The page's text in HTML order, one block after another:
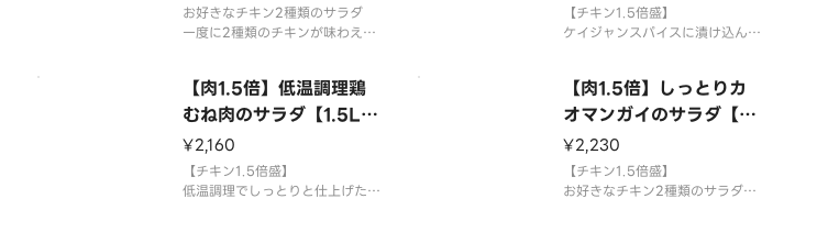
栄養価
カロリー：385kcal
栄養価
カロリー：273kcal
お好きなチキン2種類のサラダ
一度に2種類のチキンが味わえる
使用食材
お好きなチキン2種/サニーレタ
ベツピクルス/レモン/お好みのソ
ース
【チキン1.5倍盛】
ケイジャンスパイスに漬け込んだ
ジューシーで噛むほど旨味が出る
自家製チキンが絶品です
いているため、ソースをかけなく
ても美味しくお召し上がりいただ
けます
【肉1.5倍】低温調理鶏
むね肉のサラダ【1.5LC
S】
¥2,160
【チキン1.5倍盛】
低温調理でしっとりと仕上げた鶏
【肉1.5倍】しっとりカ
オマンガイのサラダ【1.
5KGS】
¥2,230
【チキン1.5倍盛】
お好きなチキン2種類のサラダ